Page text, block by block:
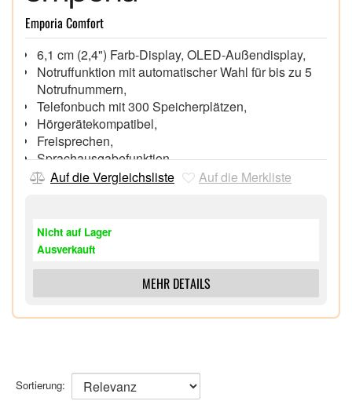
Emporia Comfort
6,1 cm (2,4") Farb-Display, OLED-Außendisplay,
Notruffunktion mit automatischer Wahl für bis zu 5
Notrufnummern,
Telefonbuch mit 300 Speicherplätzen,
Hörgerätekompatibel,
Freisprechen,
Sprachausgabefunktion,
Eingebaute LED Taschenlampe,
Auf die Vergleichsliste Auf die Merkliste
Nicht auf Lager
Ausverkauft
MEHR DETAILS
Sortierung: